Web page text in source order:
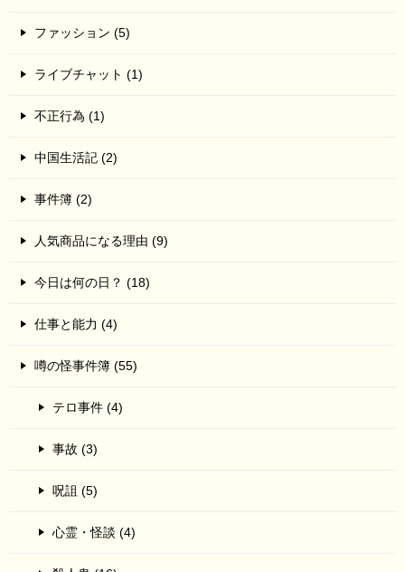
ファッション (5)
ライブチャット (1)
不正行為 (1)
中国生活記 (2)
事件簿 (2)
人気商品になる理由 (9)
今日は何の日？ (18)
仕事と能力 (4)
噂の怪事件簿 (55)
テロ事件 (4)
事故 (3)
呪詛 (5)
心霊・怪談 (4)